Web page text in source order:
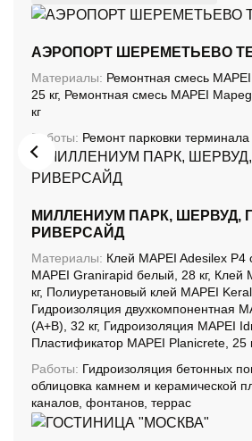
АЭРОПОРТ ШЕРЕМЕТЬЕВО
Материалы: Ремонтная смесь
25 кг, Ремонтная смесь MAPEI
кг
Работы: Ремонт парковки терминала
МИЛЛЕНИУМ ПАРК, ШЕРВУД,
РИВЕРСАЙД
Материалы: Клей MAPEI Adesilex P4
MAPEI Granirapid белый, 28 кг, Клей
кг, Полиуретановый клей MAPEI
Гидроизоляция двухкомпонентная
(А+B), 32 кг, Гидроизоляция MAPEI
Пластификатор MAPEI Planicrete, 25
Работы: Гидроизоляция бетонных
облицовка камнем и керамической
каналов, фонтанов, террас